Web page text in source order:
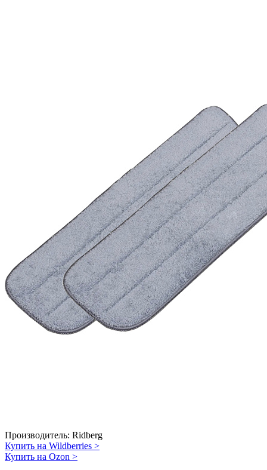
Производитель: Ridberg
Купить на Wildberries >
Купить на Ozon >